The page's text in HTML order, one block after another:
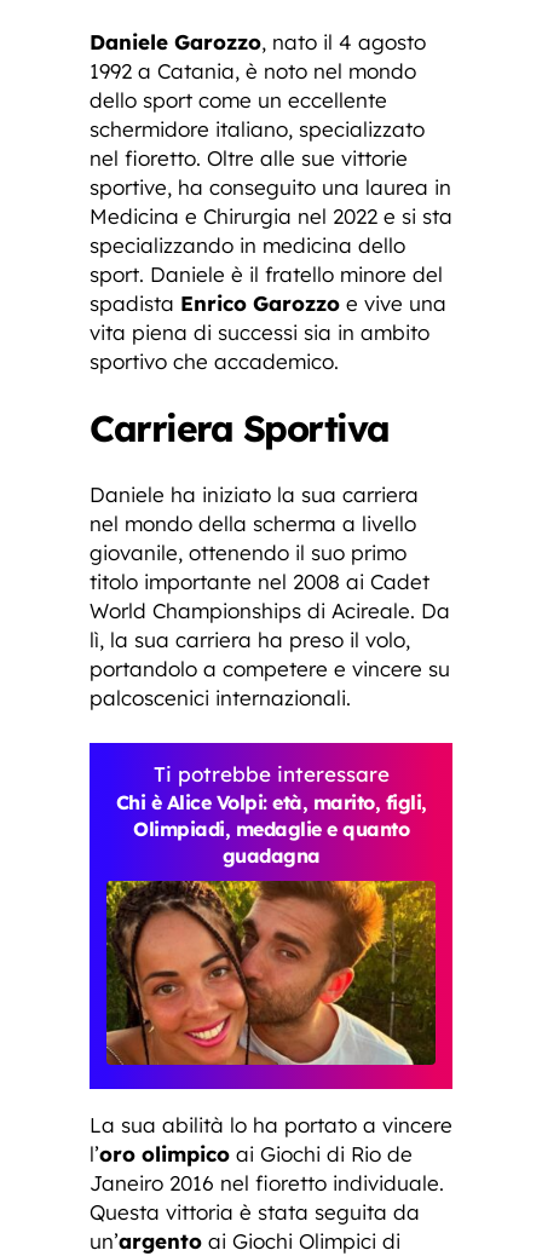
Daniele Garozzo, nato il 4 agosto
1992 a Catania, è noto nel mondo
dello sport come un eccellente
schermidore italiano, specializzato
nel fioretto. Oltre alle sue vittorie
sportive, ha conseguito una laurea in
Medicina e Chirurgia nel 2022 e si sta
specializzando in medicina dello
sport. Daniele è il fratello minore del
spadista Enrico Garozzo e vive una
vita piena di successi sia in ambito
sportivo che accademico.
Carriera Sportiva
Daniele ha iniziato la sua carriera
nel mondo della scherma a livello
giovanile, ottenendo il suo primo
titolo importante nel 2008 ai Cadet
World Championships di Acireale. Da
lì, la sua carriera ha preso il volo,
portandolo a competere e vincere su
palcoscenici internazionali.
Ti potrebbe interessare
Chi è Alice Volpi: età, marito, figli,
Olimpiadi, medaglie e quanto
guadagna
La sua abilità lo ha portato a vincere
l’oro olimpico ai Giochi di Rio de
Janeiro 2016 nel fioretto individuale.
Questa vittoria è stata seguita da
un’argento ai Giochi Olimpici di